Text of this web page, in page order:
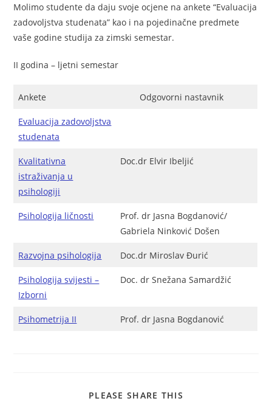
Molimo studente da daju svoje ocjene na ankete “Evaluacija
zadovoljstva studenata” kao i na pojedinačne predmete
vaše godine studija za zimski semestar.
II godina – ljetni semestar
Ankete Odgovorni nastavnik
Evaluacija zadovoljstva
studenata
Kvalitativna
istraživanja u
psihologiji
Doc.dr Elvir Ibeljić
Psihologija ličnosti
Prof. dr Jasna Bogdanović/
Gabriela Ninković Došen
Razvojna psihologija Doc.dr Miroslav Đurić
Psihologija svijesti –
Izborni
Doc. dr Snežana Samardžić
Psihometrija II Prof. dr Jasna Bogdanović
PLEASE SHARE THIS